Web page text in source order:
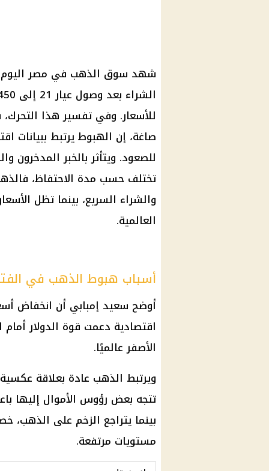
للأسعار. وفي تفسير هذا
صاغة، إن الهبوط يرتبط ببيانات
للصعود. ويتأثر بالخبر المدخرون
تختلف حسب مدة الاحتفاظ،
والشراء السريع، بينما تظل
العالمية.
أسباب هبوط الذهب في
أوضح سعيد إمبابي أن انخفاض
اقتصادية دعمت قوة الدولار
الأصفر عالميًا.
ويرتبط الذهب عادة بعلاقة عكسية
تتجه بعض رؤوس الأموال إليها
بينما يتراجع الزخم على الذهب،
مستويات مرتفعة.